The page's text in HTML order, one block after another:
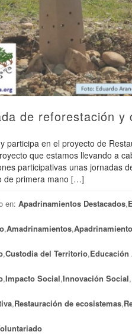
de reforestación y
participa en el proyecto de
que estamos llevando a
participativas unas jornadas
de primera mano […]
en: Apadrinamientos Destacados,
,Amadrinamientos,
,Custodia del Territorio,Educación
,Impacto Social,Innovación Social,
,Restauración de ecosistemas,